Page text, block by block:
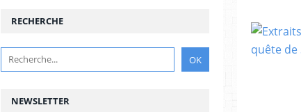
NEWSLETTER
RECHERCHE